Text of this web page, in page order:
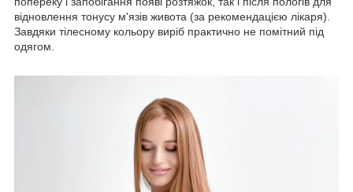
відновлення тонусу м'язів живота (за рекомендацією лікаря).
Завдяки тілесному кольору виріб практично не помітний під
одягом.